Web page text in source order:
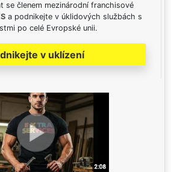
se členem mezinárodní franchisové
a podnikejte v úklidových službách s
po celé Evropské unii.
v uklízení